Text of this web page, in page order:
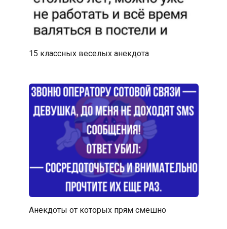
15 классных веселых анекдота
Анекдоты от которых прям смешно